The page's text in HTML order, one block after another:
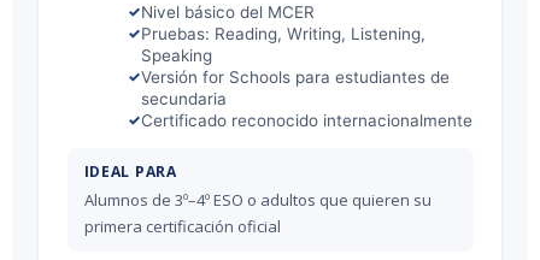
Nivel básico del MCER
Pruebas: Reading, Writing, Listening,
Speaking
Versión for Schools para estudiantes de
secundaria
Certificado reconocido internacionalmente
IDEAL PARA
Alumnos de 3º–4º ESO o adultos que quieren su
primera certificación oficial